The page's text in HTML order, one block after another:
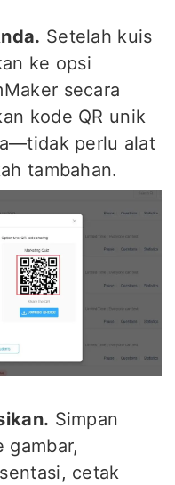
Setelah kuis
ke opsi
secara
kode QR unik
perlu alat
tambahan.
Simpan
gambar,
cetak